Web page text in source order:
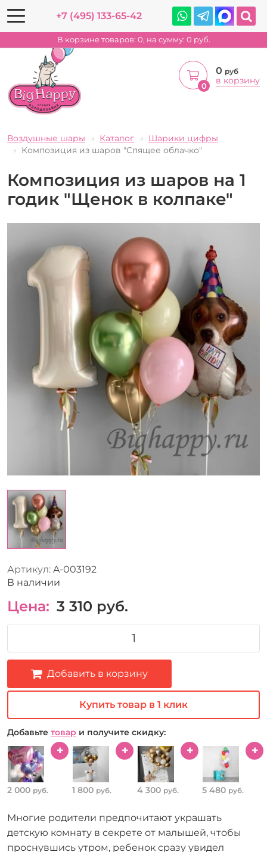
+7 (495) 133-65-42
В корзине товаров: 0, на сумму: 0 руб.
0
0 руб
в корзину
Воздушные шары Каталог
Шарики цифры
Композиция из шаров "Спящее облачко"
Композиция из шаров на 1
годик "Щенок в колпаке"
Артикул: A-003192
В наличии
Цена: 3 310 руб.
Добавить в корзину
Купить товар в 1 клик
Добавьте товар и получите скидку:
2 000 руб. 1 800 руб. 4 300 руб. 5 480 руб.
Многие родители предпочитают украшать
детскую комнату в секрете от малышей, чтобы
проснувшись утром, ребенок сразу увидел